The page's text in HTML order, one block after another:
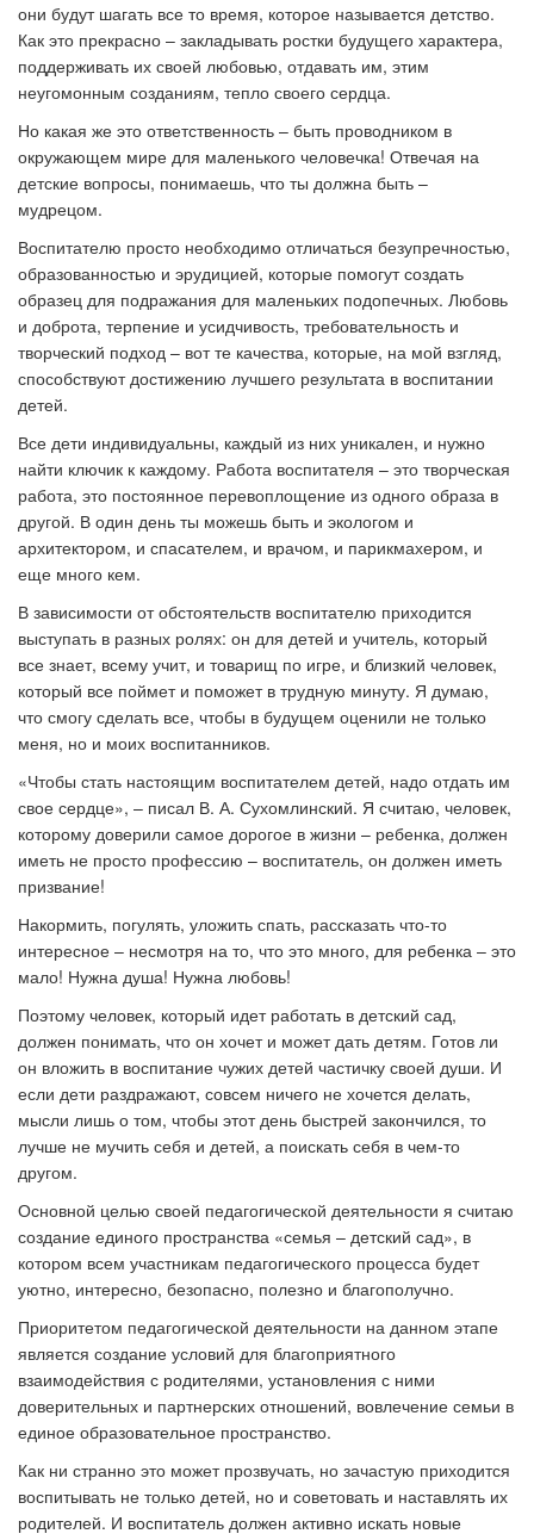
они будут шагать все то время, которое называется детство.
Как это прекрасно – закладывать ростки будущего характера,
поддерживать их своей любовью, отдавать им, этим
неугомонным созданиям, тепло своего сердца.
Но какая же это ответственность – быть проводником в
окружающем мире для маленького человечка! Отвечая на
детские вопросы, понимаешь, что ты должна быть –
мудрецом.
Воспитателю просто необходимо отличаться безупречностью,
образованностью и эрудицией, которые помогут создать
образец для подражания для маленьких подопечных. Любовь
и доброта, терпение и усидчивость, требовательность и
творческий подход – вот те качества, которые, на мой взгляд,
способствуют достижению лучшего результата в воспитании
детей.
Все дети индивидуальны, каждый из них уникален, и нужно
найти ключик к каждому. Работа воспитателя – это творческая
работа, это постоянное перевоплощение из одного образа в
другой. В один день ты можешь быть и экологом и
архитектором, и спасателем, и врачом, и парикмахером, и
еще много кем.
В зависимости от обстоятельств воспитателю приходится
выступать в разных ролях: он для детей и учитель, который
все знает, всему учит, и товарищ по игре, и близкий человек,
который все поймет и поможет в трудную минуту. Я думаю,
что смогу сделать все, чтобы в будущем оценили не только
меня, но и моих воспитанников.
«Чтобы стать настоящим воспитателем детей, надо отдать им
свое сердце», – писал В. А. Сухомлинский. Я считаю, человек,
которому доверили самое дорогое в жизни – ребенка, должен
иметь не просто профессию – воспитатель, он должен иметь
призвание!
Накормить, погулять, уложить спать, рассказать что-то
интересное – несмотря на то, что это много, для ребенка – это
мало! Нужна душа! Нужна любовь!
Поэтому человек, который идет работать в детский сад,
должен понимать, что он хочет и может дать детям. Готов ли
он вложить в воспитание чужих детей частичку своей души. И
если дети раздражают, совсем ничего не хочется делать,
мысли лишь о том, чтобы этот день быстрей закончился, то
лучше не мучить себя и детей, а поискать себя в чем-то
другом.
Основной целью своей педагогической деятельности я считаю
создание единого пространства «семья – детский сад», в
котором всем участникам педагогического процесса будет
уютно, интересно, безопасно, полезно и благополучно.
Приоритетом педагогической деятельности на данном этапе
является создание условий для благоприятного
взаимодействия с родителями, установления с ними
доверительных и партнерских отношений, вовлечение семьи в
единое образовательное пространство.
Как ни странно это может прозвучать, но зачастую приходится
воспитывать не только детей, но и советовать и наставлять их
родителей. И воспитатель должен активно искать новые